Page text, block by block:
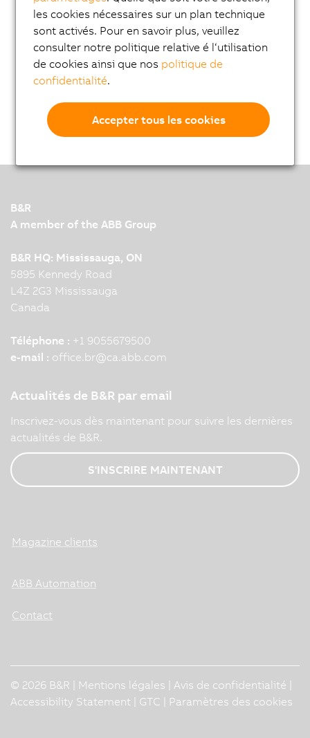
Systèmes de contrôle de process
Accessoires
B&R
A member of the ABB Group
B&R HQ: Mississauga, ON
5895 Kennedy Road
L4Z 2G3 Mississauga
Canada
Téléphone : +1 9055679500
e-mail : office.br@ca.abb.com
Actualités de B&R par email
Inscrivez-vous dès maintenant pour suivre les dernières
actualités de B&R.
S'INSCRIRE MAINTENANT
Magazine clients
ABB Automation
Contact
© 2026 B&R | Mentions légales Avis de confidentialité
Accessibility Statement
GTC Paramètres des cookies
les cookies nécessaires sur un plan technique
sont activés. Pour en savoir plus, veuillez
consulter notre politique relative é l‘utilisation
de cookies ainsi que nos politique de
confidentialité.
Accepter tous les cookies